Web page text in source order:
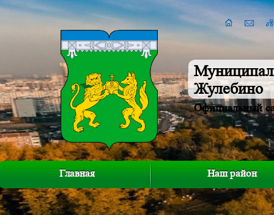
Жулебино
Официальный
Главная Наш район